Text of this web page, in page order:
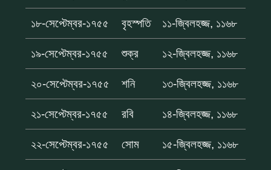
১৮-সেপ্টেম্বর-১৭৫৫ বৃহস্পতি ১১-জ্বিলহজ্জ, ১১৬৮
১৯-সেপ্টেম্বর-১৭৫৫ শুক্র ১২-জ্বিলহজ্জ, ১১৬৮
২০-সেপ্টেম্বর-১৭৫৫ শনি ১৩-জ্বিলহজ্জ, ১১৬৮
২১-সেপ্টেম্বর-১৭৫৫ রবি ১৪-জ্বিলহজ্জ, ১১৬৮
২২-সেপ্টেম্বর-১৭৫৫ সোম ১৫-জ্বিলহজ্জ, ১১৬৮